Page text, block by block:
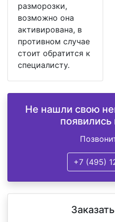
разморозки,
возможно она
активирована, в
противном случае
стоит обратится к
специалисту.
Не нашли свою
+7 (495)